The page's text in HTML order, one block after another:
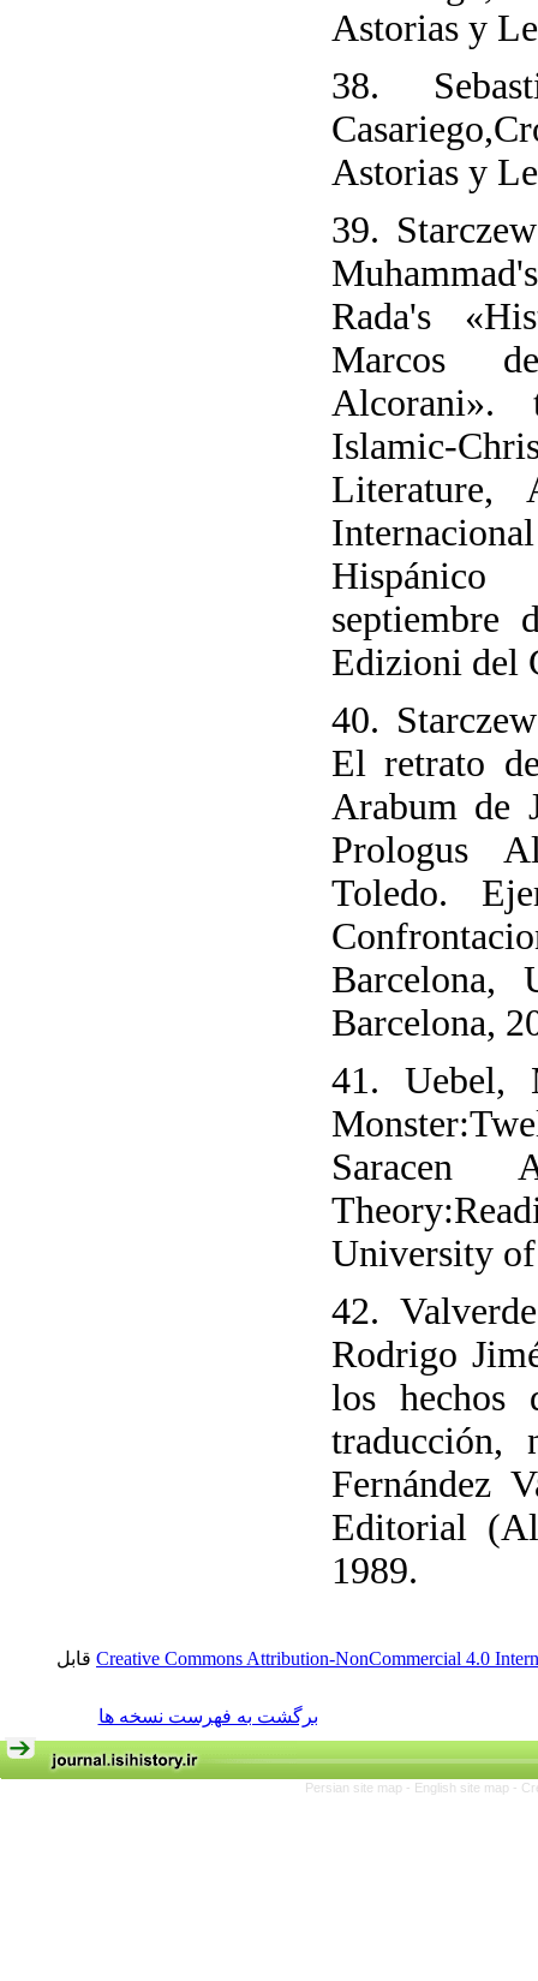
Astorias y
38.
Astorias y
39.
Rada's
Marcos
Islamic-
Literature,
septiembre
Edizioni del
40.
El retrato
Arabum de
Prologus
Toledo.
Barcelona,
Barcelona,
41. Uebel,
Saracen
University of
42.
Rodrigo
los hechos
traducción,
Fernández
Editorial
1989.
Creative Commons Attribution-NonCommercial 4.0 قابل
برگشت به فهرست نسخه ها
Persian site map - English site map -